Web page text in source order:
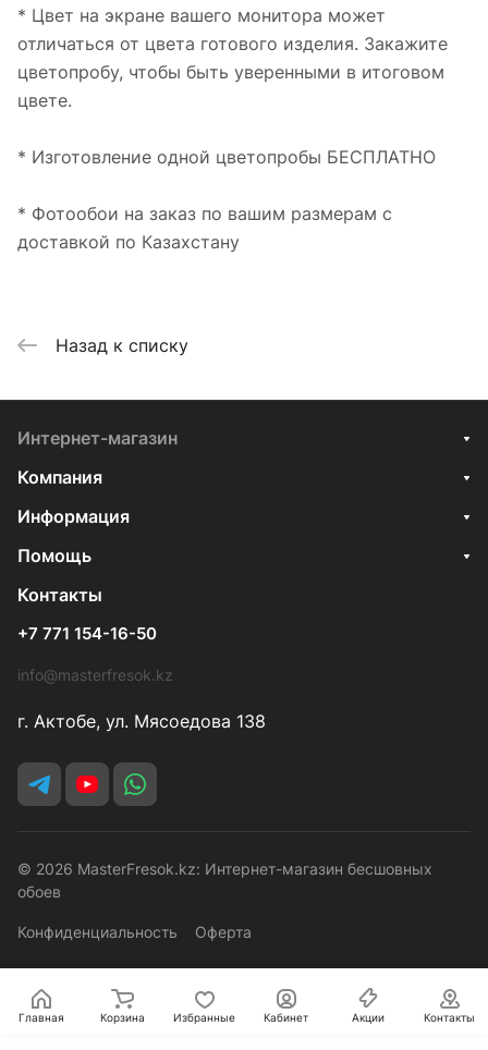
* Цвет на экране вашего монитора может
отличаться от цвета готового изделия. Закажите
цветопробу, чтобы быть уверенными в итоговом
цвете.
* Изготовление одной цветопробы БЕСПЛАТНО
* Фотообои на заказ по вашим размерам с
доставкой по Казахстану
Назад к списку
Интернет-магазин
Компания
Информация
Помощь
Контакты
+7 771 154-16-50
info@masterfresok.kz
г. Актобе, ул. Мясоедова 138
© 2026 MasterFresok.kz: Интернет-магазин бесшовных
обоев
Конфиденциальность Оферта
Главная Корзина Избранные Кабинет Акции Контакты